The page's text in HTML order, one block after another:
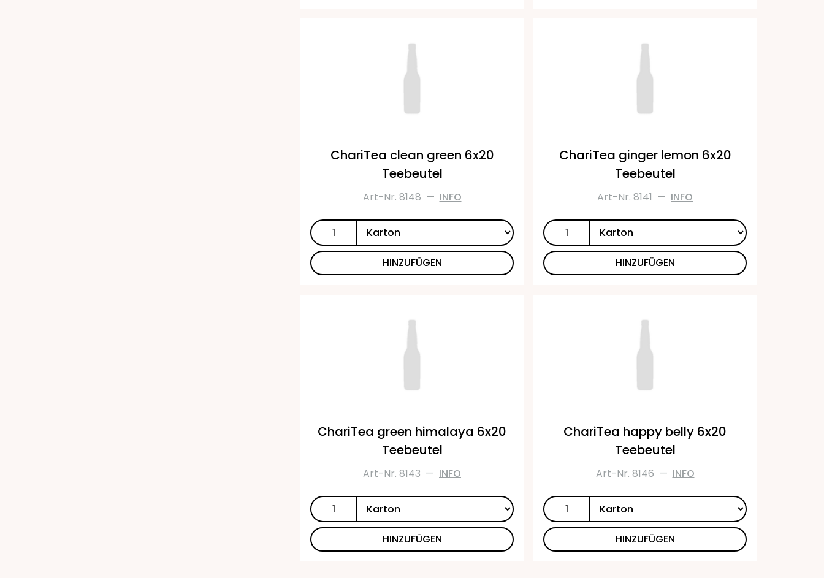
ChariTea clean green 6x20
Teebeutel
Art-Nr. 8148 — INFO
HINZUFÜGEN
ChariTea ginger lemon 6x20
Teebeutel
Art-Nr. 8141 — INFO
HINZUFÜGEN
ChariTea green himalaya 6x20
Teebeutel
Art-Nr. 8143 — INFO
HINZUFÜGEN
ChariTea happy belly 6x20
Teebeutel
Art-Nr. 8146 — INFO
HINZUFÜGEN